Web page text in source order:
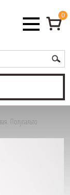
0
Полупальто